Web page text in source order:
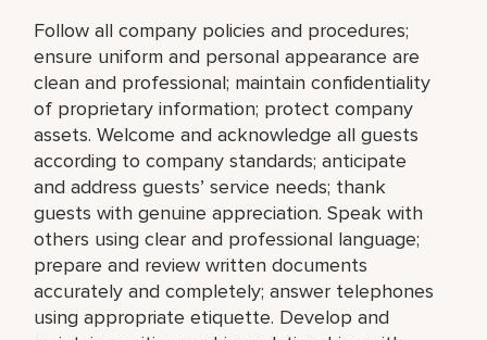
Follow all company policies and procedures;
ensure uniform and personal appearance are
clean and professional; maintain confidentiality
of proprietary information; protect company
assets. Welcome and acknowledge all guests
according to company standards; anticipate
and address guests’ service needs; thank
guests with genuine appreciation. Speak with
others using clear and professional language;
prepare and review written documents
accurately and completely; answer telephones
using appropriate etiquette. Develop and